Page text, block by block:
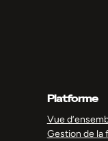
Platforme
Vue
Gestion de la